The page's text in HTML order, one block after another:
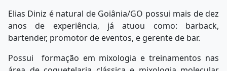
Elias Diniz é natural de Goiânia/GO possui mais de dez
anos de experiência, já atuou como: barback,
bartender, promotor de eventos, e gerente de bar.
Possui formação em mixologia e treinamentos nas